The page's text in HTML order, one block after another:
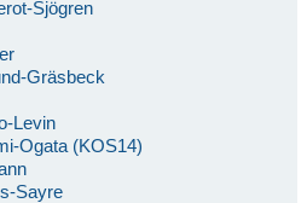
Sjögren
Gräsbeck
Levin
Ogata (KOS14)
Sayre